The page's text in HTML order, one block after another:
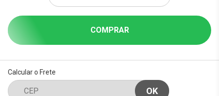
COMPRAR
Calcular o Frete